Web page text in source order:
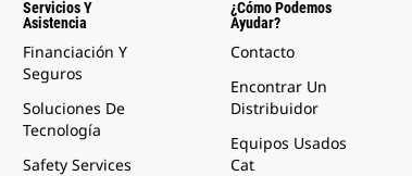
Servicios Y
Asistencia
Financiación Y
Seguros
Soluciones De
Tecnología
Safety Services
¿Cómo Podemos
Ayudar?
Contacto
Encontrar Un
Distribuidor
Equipos Usados
Cat